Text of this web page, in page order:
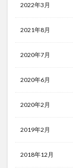
2022年3月
2021年8月
2020年7月
2020年6月
2020年2月
2019年2月
2018年12月